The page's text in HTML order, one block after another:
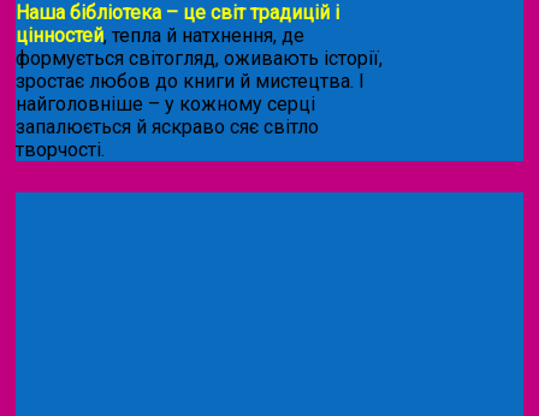
Наша бібліотека – це світ традицій і
цінностей, тепла й натхнення, де
формується світогляд, оживають історії,
зростає любов до книги й мистецтва. І
найголовніше – у кожному серці
запалюється й яскраво сяє світло
творчості.